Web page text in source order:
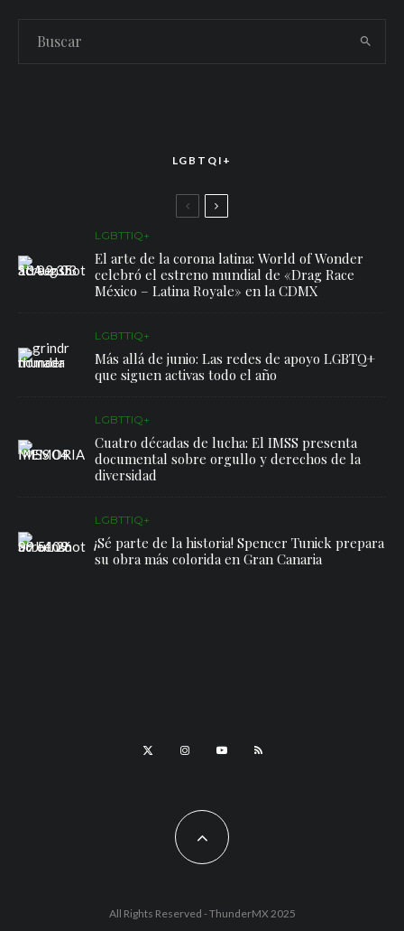
LGBTQI+
LGBTTIQ+
El arte de la corona latina: World of Wonder
celebró el estreno mundial de «Drag Race
México – Latina Royale» en la CDMX
LGBTTIQ+
Más allá de junio: Las redes de apoyo LGBTQ+
que siguen activas todo el año
LGBTTIQ+
Cuatro décadas de lucha: El IMSS presenta
documental sobre orgullo y derechos de la
diversidad
LGBTTIQ+
¡Sé parte de la historia! Spencer Tunick prepara
su obra más colorida en Gran Canaria
All Rights Reserved - ThunderMX 2025